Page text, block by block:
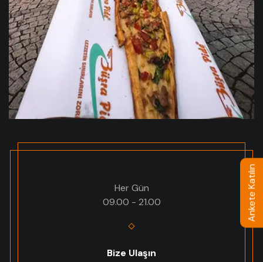
Ankete Katılın
Her Gün
09.00 - 21.00
Bize Ulaşın